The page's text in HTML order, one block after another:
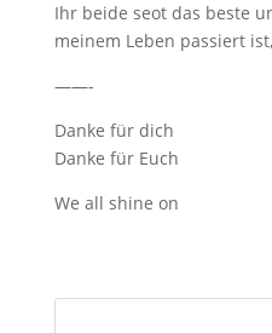
Ihr beide seot das beste
meinem Leben passiert
——-
Danke für dich
Danke für Euch
We all shine on